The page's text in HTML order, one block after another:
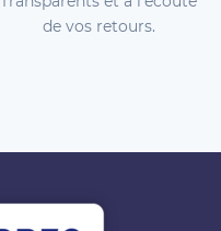
de vos retours.